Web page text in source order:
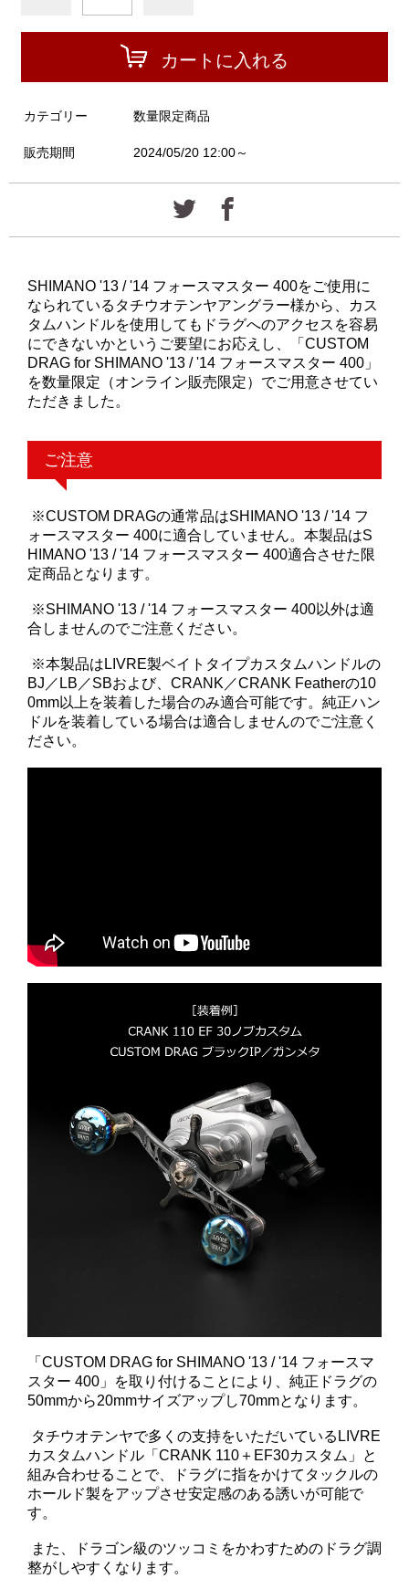
カートに入れる
カテゴリー 数量限定商品
販売期間 2024/05/20 12:00～
SHIMANO '13 / '14 フォースマスター 400をご使用に
なられているタチウオテンヤアングラー様から、カス
タムハンドルを使用してもドラグへのアクセスを容易
にできないかというご要望にお応えし、「CUSTOM
DRAG for SHIMANO '13 / '14 フォースマスター 400」
を数量限定（オンライン販売限定）でご用意させてい
ただきました。
ご注意
※CUSTOM DRAGの通常品はSHIMANO '13 / '14 フ
ォースマスター 400に適合していません。本製品はS
HIMANO '13 / '14 フォースマスター 400適合させた限
定商品となります。
※SHIMANO '13 / '14 フォースマスター 400以外は適
合しませんのでご注意ください。
※本製品はLIVRE製ベイトタイプカスタムハンドルの
BJ／LB／SBおよび、CRANK／CRANK Featherの10
0mm以上を装着した場合のみ適合可能です。純正ハン
ドルを装着している場合は適合しませんのでご注意く
ださい。
「CUSTOM DRAG for SHIMANO '13 / '14 フォースマ
スター 400」を取り付けることにより、純正ドラグの
50mmから20mmサイズアップし70mmとなります。
タチウオテンヤで多くの支持をいただいているLIVRE
カスタムハンドル「CRANK 110＋EF30カスタム」と
組み合わせることで、ドラグに指をかけてタックルの
ホールド製をアップさせ安定感のある誘いが可能で
す。
また、ドラゴン級のツッコミをかわすためのドラグ調
整がしやすくなります。